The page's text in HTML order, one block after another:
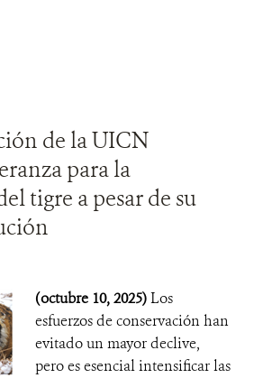
de la UICN
para la
tigre a pesar de su
(octubre 10, 2025)Los
esfuerzos de conservación han
evitado un mayor declive,
pero es esencial intensificar las